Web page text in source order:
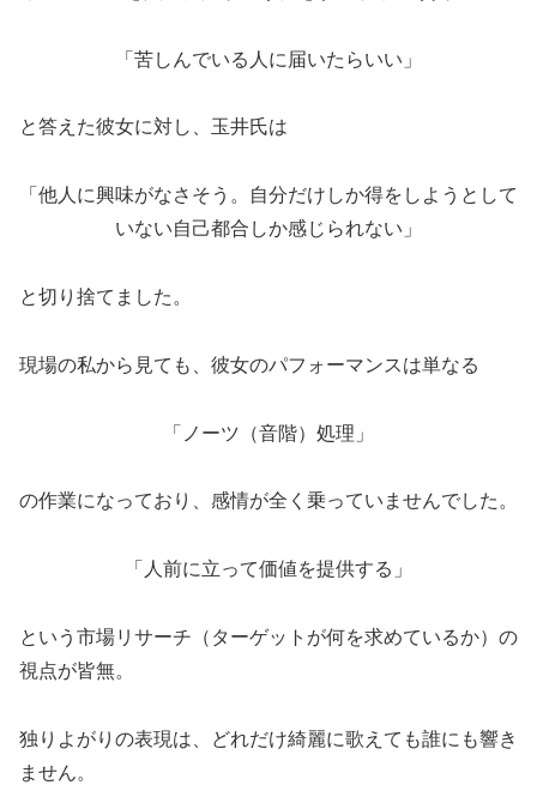
「苦しんでいる人に届いたらいい」
と答えた彼女に対し、玉井氏は
「他人に興味がなさそう。自分だけしか得をしようとして
いない自己都合しか感じられない」
と切り捨てました。
現場の私から見ても、彼女のパフォーマンスは単なる
「ノーツ（音階）処理」
の作業になっており、感情が全く乗っていませんでした。
「人前に立って価値を提供する」
という市場リサーチ（ターゲットが何を求めているか）の
視点が皆無。
独りよがりの表現は、どれだけ綺麗に歌えても誰にも響き
ません。